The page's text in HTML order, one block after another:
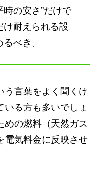
時の安さ”だけで
け耐えられる設
べき。
う言葉をよく聞くけ
いる方も多いでしょ
めの燃料（天然ガス
電気料金に反映させ